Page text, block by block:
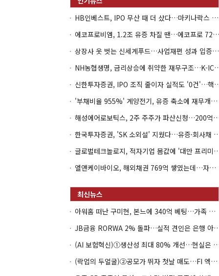
HB인베스트, IPO 무산 때 더 샀다…마키나락스 투자 2.7배 회수
에코프로비엠, 1.2조 유증 차질 땐…에코프로 7270억 '독박'
상장사 옷 벗는 신세계푸드…사업재편 성과 입증할까
NH농협생명, 금리상승에 취
신한투자증권, IPO 조직 줄
'부채비율 955%' 계양전기, 유증 축소에 재무개선 효과 '뚝'
해성에어로보틱스, 2주 주주가 파산
한국투자증권, 'SK 소외설' 지웠
글로벌테크놀로지, 적자기업 몸값
엘앤케이바이오, 해외채권 769억 쌓였는데…자회사 4곳 자본잠식
아워홈 떠난 구미현, 본느에 340억 베팅…가족 지배체제 구축
JB금융 RORWA 2% 돌파…실
(AI 보험혁신)①생산성 최대 80%
(락업의 두얼굴)②공모가 뛰자 첫날 매도…FI 엑시트 전략 갈렸다